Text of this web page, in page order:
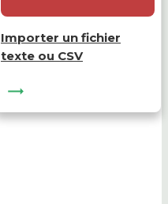
Importer un fichier
texte ou CSV